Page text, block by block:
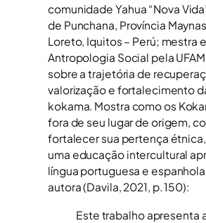
comunidade Yahua “Nova
de Punchana, Província
Loreto, Iquitos – Perú; mestra
Antropologia Social pela
sobre a trajetória de
valorização e fortalecimento
kokama. Mostra como os
fora de seu lugar de origem,
fortalecer sua pertença
uma educação intercultural
língua portuguesa e
autora (Davila, 2021, p. 150):
Este trabalho apresenta